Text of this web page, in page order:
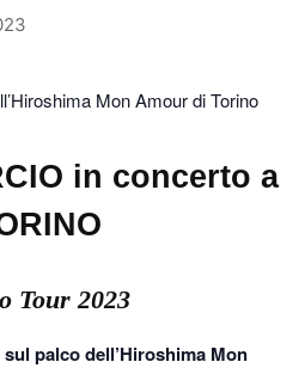
Mon Amour di Torino
in concerto a
Tour 2023
palco dell’Hiroshima Mon